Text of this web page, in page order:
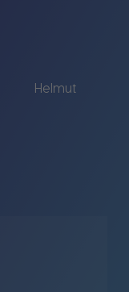
Helmut